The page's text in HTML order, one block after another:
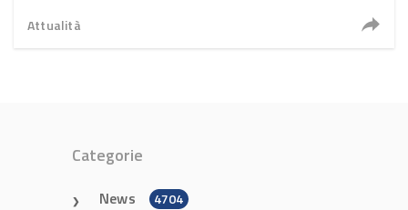
Attualità
Categorie
News 4704